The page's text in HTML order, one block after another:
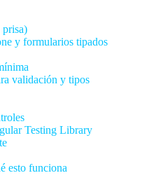
prisa)
y formularios tipados
validación y tipos
Testing Library
esto funciona